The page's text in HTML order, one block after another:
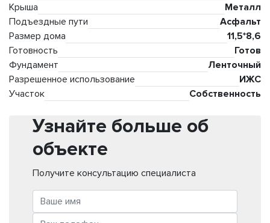
Крыша
Металл
Подъездные пути
Асфальт
Размер дома
11,5*8,6
Готовность
Готов
Фундамент
Ленточный
Разрешенное использование
ИЖС
Участок
Собственность
Узнайте больше об
объекте
Получите консультацию специалиста